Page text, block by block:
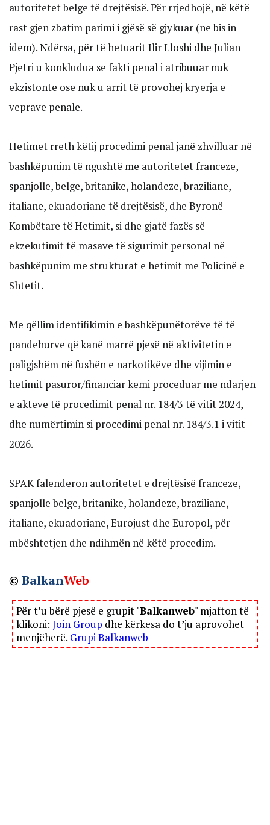
autoritetet belge të drejtësisë. Për rrjedhojë, në këtë
rast gjen zbatim parimi i gjësë së gjykuar (ne bis in
idem). Ndërsa, për të hetuarit Ilir Lloshi dhe Julian
Pjetri u konkludua se fakti penal i atribuuar nuk
ekzistonte ose nuk u arrit të provohej kryerja e
veprave penale.
Hetimet rreth këtij procedimi penal janë zhvilluar në
bashkëpunim të ngushtë me autoritetet franceze,
spanjolle, belge, britanike, holandeze, braziliane,
italiane, ekuadoriane të drejtësisë, dhe Byronë
Kombëtare të Hetimit, si dhe gjatë fazës së
ekzekutimit të masave të sigurimit personal në
bashkëpunim me strukturat e hetimit me Policinë e
Shtetit.
Me qëllim identifikimin e bashkëpunëtorëve të të
pandehurve që kanë marrë pjesë në aktivitetin e
paligjshëm në fushën e narkotikëve dhe vijimin e
hetimit pasuror/financiar kemi proceduar me ndarjen
e akteve të procedimit penal nr. 184/3 të vitit 2024,
dhe numërtimin si procedimi penal nr. 184/3.1 i vitit
2026.
SPAK falenderon autoritetet e drejtësisë franceze,
spanjolle belge, britanike, holandeze, braziliane,
italiane, ekuadoriane, Eurojust dhe Europol, për
mbështetjen dhe ndihmën në këtë procedim.
© BalkanWeb
Për t’u bërë pjesë e grupit "Balkanweb" mjafton të
klikoni: Join Group dhe kërkesa do t’ju aprovohet
menjëherë. Grupi Balkanweb